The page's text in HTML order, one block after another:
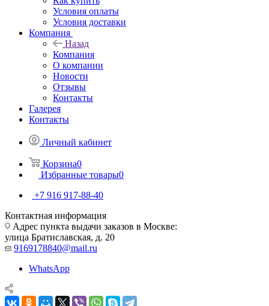
Условия оплаты
Условия доставки
Компания
Назад
Компания
О компании
Новости
Отзывы
Контакты
Галерея
Контакты
Личный кабинет
Корзина0
Избранные товары0
+7 916 917-88-40
Контактная информация
Адрес пункта выдачи заказов в Москве:
улица Братиславская, д. 20
9169178840@mail.ru
WhatsApp